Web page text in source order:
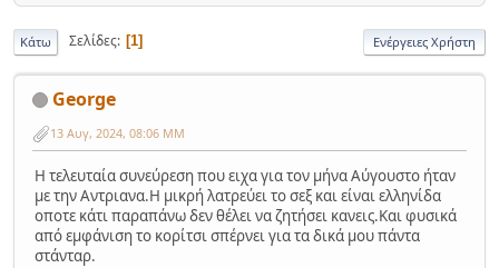
Κάτω Σελίδες 1 Ενέργειες Χρήστη
George
13 Αυγ, 2024, 08:06 ΜΜ
Η τελευταία συνεύρεση που ειχα για τον μήνα Αύγουστο ήταν
με την Αντριανα.Η μικρή λατρεύει το σεξ και είναι ελληνίδα
οποτε κάτι παραπάνω δεν θέλει να ζητήσει κανεις.Και φυσικά
από εμφάνιση το κορίτσι σπέρνει για τα δικά μου πάντα
στάνταρ.